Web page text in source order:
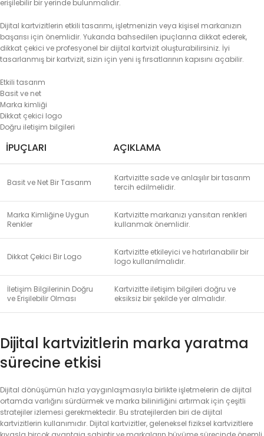
erişilebilir bir yerinde bulunmalıdır.
Dijital kartvizitlerin etkili tasarımı, işletmenizin veya kişisel markanızın
başarısı için önemlidir. Yukarıda bahsedilen ipuçlarına dikkat ederek,
dikkat çekici ve profesyonel bir dijital kartvizit oluşturabilirsiniz. İyi
tasarlanmış bir kartvizit, sizin için yeni iş fırsatlarının kapısını açabilir.
Etkili tasarım
Basit ve net
Marka kimliği
Dikkat çekici logo
Doğru iletişim bilgileri
İPUÇLARI AÇIKLAMA
Basit ve Net Bir Tasarım
Kartvizitte sade ve anlaşılır bir tasarım
tercih edilmelidir.
Marka Kimliğine Uygun
Renkler
Kartvizitte markanızı yansıtan renkleri
kullanmak önemlidir.
Dikkat Çekici Bir Logo
Kartvizitte etkileyici ve hatırlanabilir bir
logo kullanılmalıdır.
İletişim Bilgilerinin Doğru
ve Erişilebilir Olması
Kartvizitte iletişim bilgileri doğru ve
eksiksiz bir şekilde yer almalıdır.
Dijital kartvizitlerin marka yaratma
sürecine etkisi
Dijital dönüşümün hızla yaygınlaşmasıyla birlikte işletmelerin de dijital
ortamda varlığını sürdürmek ve marka bilinirliğini artırmak için çeşitli
stratejiler izlemesi gerekmektedir. Bu stratejilerden biri de dijital
kartvizitlerin kullanımıdır. Dijital kartvizitler, geleneksel fiziksel kartvizitlere